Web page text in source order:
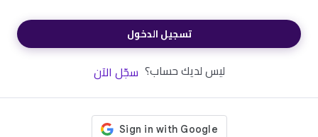
تسجيل الدخول
ليس لديك حساب؟ سجّل الآن